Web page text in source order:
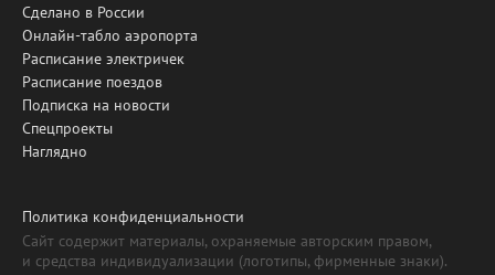
Сделано в России
Онлайн-табло аэропорта
Расписание электричек
Расписание поездов
Подписка на новости
Спецпроекты
Наглядно
Политика конфиденциальности
Сайт содержит материалы, охраняемые авторским правом,
и средства индивидуализации (логотипы, фирменные знаки).